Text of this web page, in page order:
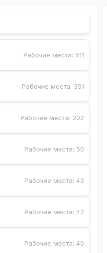
Рабочие места: 511
Рабочие места: 351
Рабочие места: 202
Рабочие места: 50
Рабочие места:43
Рабочие места:42
Рабочие места:40